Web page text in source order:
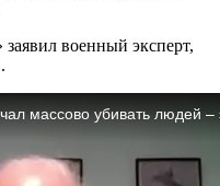
военный эксперт,